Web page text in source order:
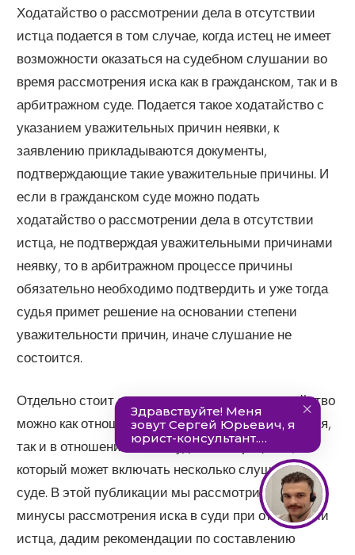
Ходатайство о рассмотрении дела в отсутствии
истца подается в том случае, когда истец не имеет
возможности оказаться на судебном слушании во
время рассмотрения иска как в гражданском, так и в
арбитражном суде. Подается такое ходатайство с
указанием уважительных причин неявки, к
заявлению прикладываются документы,
подтверждающие такие уважительные причины. И
если в гражданском суде можно подать
ходатайство о рассмотрении дела в отсутствии
истца, не подтверждая уважительными причинами
неявку, то в арбитражном процессе причины
обязательно необходимо подтвердить и уже тогда
судья примет решение на основании степени
уважительности причин, иначе слушание не
состоится.
Отдельно стоит отметить, что заявить ходатайство
можно как отношении одного судебного заседания,
так и в отношении всего судебного процесса,
который может включать несколько слушаний в
суде. В этой публикации мы рассмотрим плюсы и
минусы рассмотрения иска в суди при отсутствии
истца, дадим рекомендации по составлению